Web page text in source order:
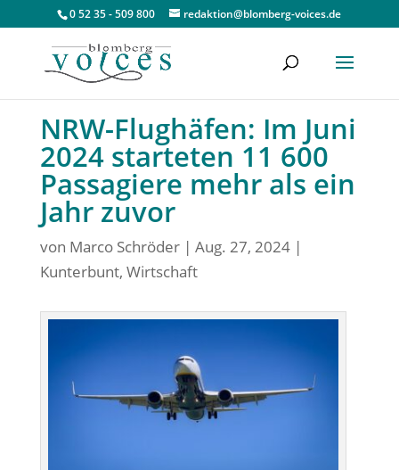
0 52 35 - 509 800 redaktion@blomberg-voices.de
NRW-Flughäfen: Im Juni
2024 starteten 11 600
Passagiere mehr als ein
Jahr zuvor
von Marco Schröder| Aug. 27, 2024|
Kunterbunt, Wirtschaft